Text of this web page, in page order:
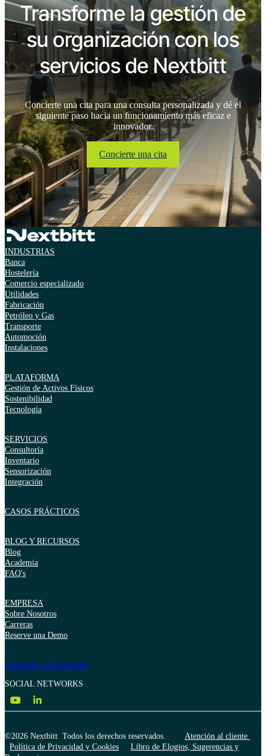
Transforme la gestión de
su organización con los
servicios de Nextbitt
Concierte una cita para una consulta personalizada y dé el
siguiente paso hacia un funcionamiento más eficaz e
innovador.
Concierte una cita
INDUSTRIAS
Banca
Hostelería
Comercio especializado
Utilidades
Fabricación
Petróleo y Gas
Transporte
Automoción
Instalaciones
PLATAFORMA
Gestión de Activos Físicos
Sostenibilidad
Tecnología
SERVICIOS
Consultoría
Inventario
Sensorización
Integración
CASOS PRÁCTICOS
BLOG Y RECURSOS
Blog
Academia
FAQ's
EMPRESA
Sobre Nosotros
Carreras
Reserve una Demo
Contacte con nosotros
SOCIAL NETWORKS
©2026 Nextbitt. Todos los derechos reservados. Atención al cliente
Política de Privacidad y Cookies
Libro de Elogios, Sugerencias y